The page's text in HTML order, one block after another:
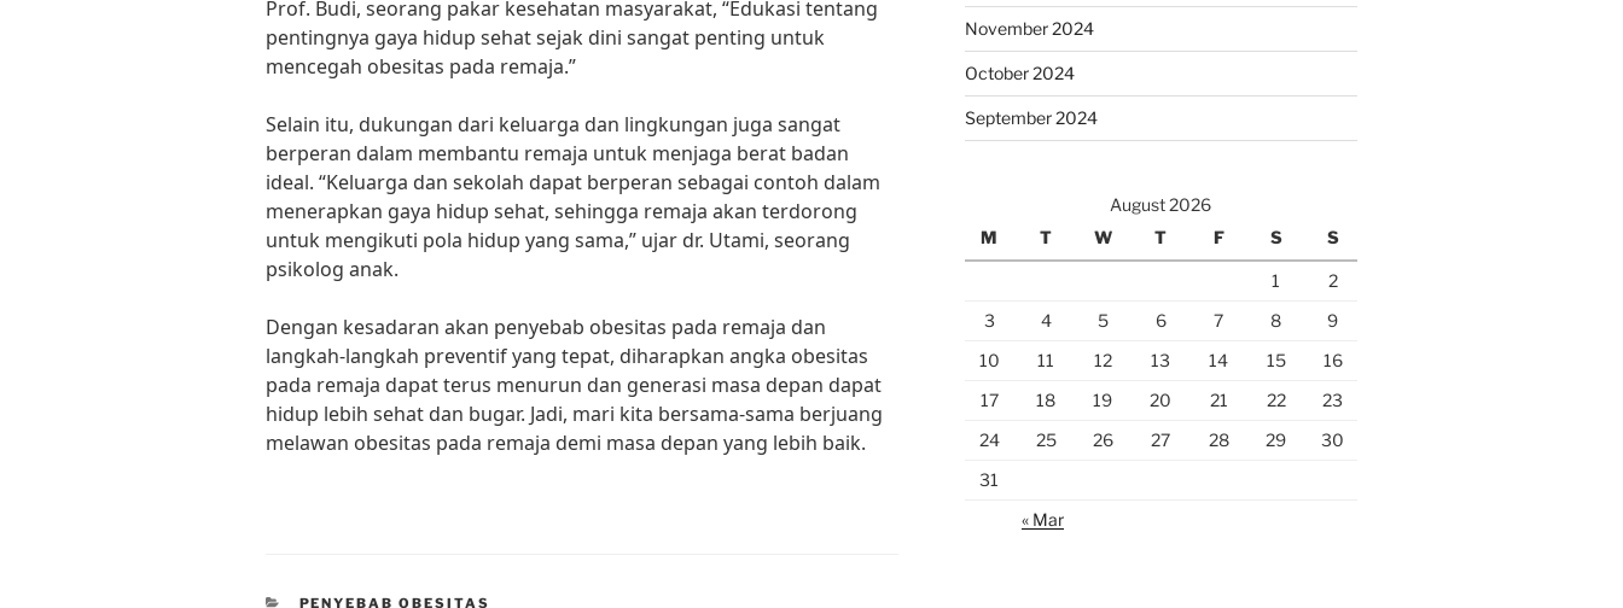
Prof. Budi, seorang pakar kesehatan masyarakat, “Edukasi tentang
pentingnya gaya hidup sehat sejak dini sangat penting untuk
mencegah obesitas pada remaja.”
Selain itu, dukungan dari keluarga dan lingkungan juga sangat
berperan dalam membantu remaja untuk menjaga berat badan
ideal. “Keluarga dan sekolah dapat berperan sebagai contoh dalam
menerapkan gaya hidup sehat, sehingga remaja akan terdorong
untuk mengikuti pola hidup yang sama,” ujar dr. Utami, seorang
psikolog anak.
Dengan kesadaran akan penyebab obesitas pada remaja dan
langkah-langkah preventif yang tepat, diharapkan angka obesitas
pada remaja dapat terus menurun dan generasi masa depan dapat
hidup lebih sehat dan bugar. Jadi, mari kita bersama-sama berjuang
melawan obesitas pada remaja demi masa depan yang lebih baik.
CATEGORIES
PENYEBAB OBESITAS
November 2024
October 2024
September 2024
August 2026
M
T W T F S S
1
2
3
4 5 6 7 8
9
10
11 12 13 14 15
16
17
18 19 20 21 22
23
24
25 26 27 28 29
30
31
« Mar